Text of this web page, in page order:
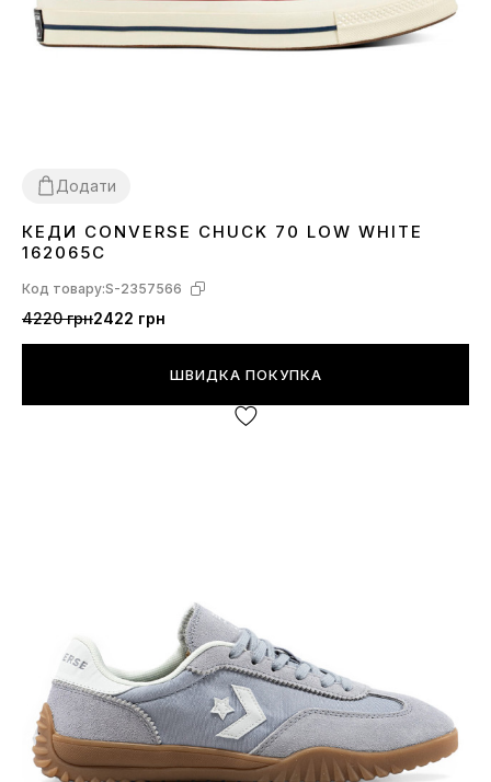
Додати
3839414243 44
КЕДИ CONVERSE CHUCK 70 LOW WHITE
162065C
Код товару:S-2357566
4220 грн2422 грн
ШВИДКА ПОКУПКА